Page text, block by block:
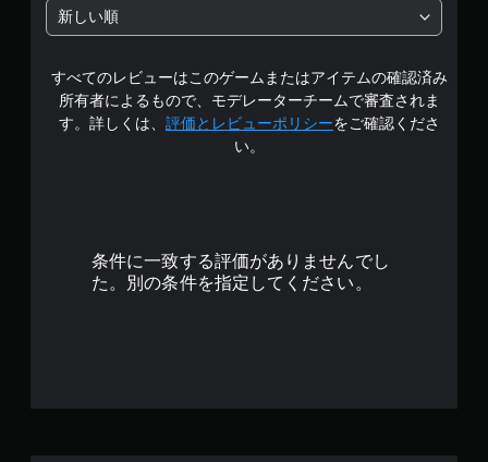
新しい順
すべてのレビューはこのゲームまたはアイテムの確認済み
所有者によるもので、モデレーターチームで審査されま
す。詳しくは、 評価とレビューポリシーをご確認くださ
い。
条件に一致する評価がありませんでし
た。別の条件を指定してください。